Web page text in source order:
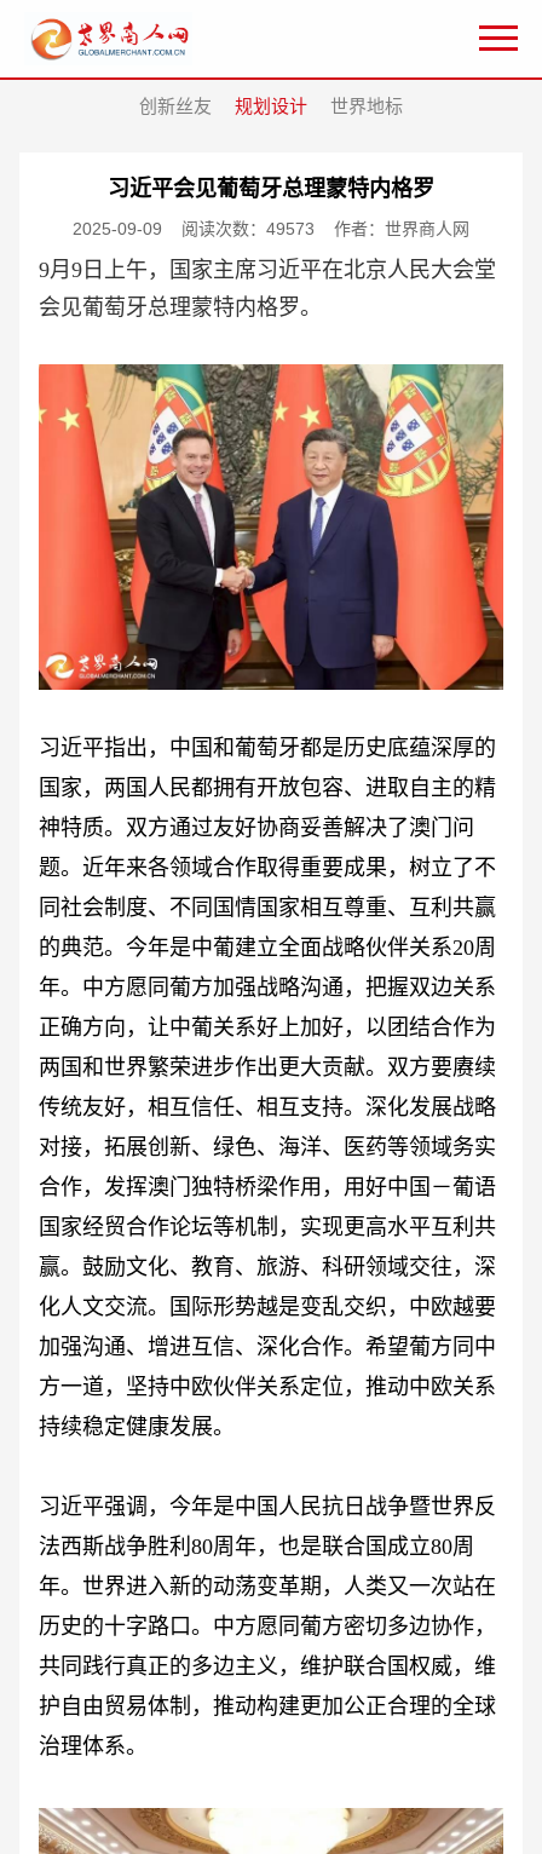
创新丝友 规划设计 世界地标
习近平会见葡萄牙总理蒙特内格罗
2025-09-09 阅读次数：49573 作者：世界商人网
9月9日上午，国家主席习近平在北京人民大会堂
会见葡萄牙总理蒙特内格罗。
习近平指出，中国和葡萄牙都是历史底蕴深厚的
国家，两国人民都拥有开放包容、进取自主的精
神特质。双方通过友好协商妥善解决了澳门问
题。近年来各领域合作取得重要成果，树立了不
同社会制度、不同国情国家相互尊重、互利共赢
的典范。今年是中葡建立全面战略伙伴关系20周
年。中方愿同葡方加强战略沟通，把握双边关系
正确方向，让中葡关系好上加好，以团结合作为
两国和世界繁荣进步作出更大贡献。双方要赓续
传统友好，相互信任、相互支持。深化发展战略
对接，拓展创新、绿色、海洋、医药等领域务实
合作，发挥澳门独特桥梁作用，用好中国－葡语
国家经贸合作论坛等机制，实现更高水平互利共
赢。鼓励文化、教育、旅游、科研领域交往，深
化人文交流。国际形势越是变乱交织，中欧越要
加强沟通、增进互信、深化合作。希望葡方同中
方一道，坚持中欧伙伴关系定位，推动中欧关系
持续稳定健康发展。
习近平强调，今年是中国人民抗日战争暨世界反
法西斯战争胜利 80周年，也是联合国成立80周
年。世界进入新的动荡变革期，人类又一次站在
历史的十字路口。中方愿同葡方密切多边协作，
共同践行真正的多边主义，维护联合国权威，维
护自由贸易体制，推动构建更加公正合理的全球
治理体系。